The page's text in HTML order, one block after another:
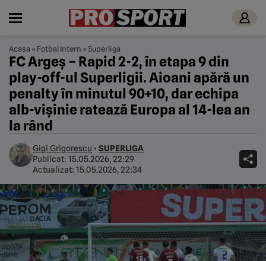
Acasa » Fotbal Intern »Superliga
FC Argeș – Rapid 2-2, în etapa 9 din
play-off-ul Superligii. Aioani apără un
penalty în minutul 90+10, dar echipa
alb-vișinie ratează Europa al 14-lea an
la rând
Gigi Grigorescu • SUPERLIGA
Publicat: 15.05.2026, 22:29
Actualizat: 15.05.2026, 22:34